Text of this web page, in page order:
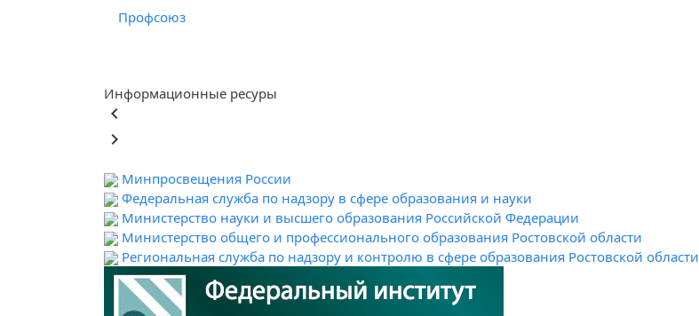
Профсоюз
Информационные ресуры
keyboard_arrow_left
keyboard_arrow_right
Минпросвещения России
Федеральная служба по надзору в сфере образования и науки
Министерство науки и высшего образования Российской Федерации
Министерство общего и профессионального образования Ростовской области
Региональная служба по надзору и контролю в сфере образования Ростовской области